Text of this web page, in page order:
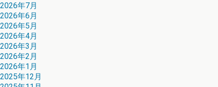
2026年7月
2026年6月
2026年5月
2026年4月
2026年3月
2026年2月
2026年1月
2025年12月